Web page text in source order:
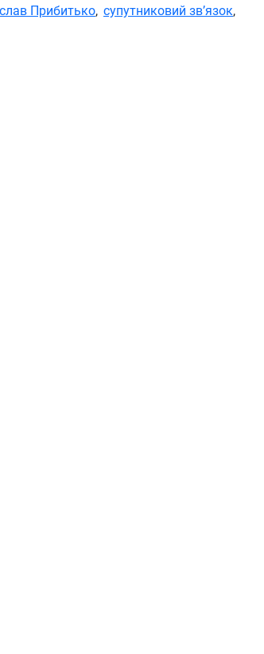
Прибитько, супутниковий зв’язок,